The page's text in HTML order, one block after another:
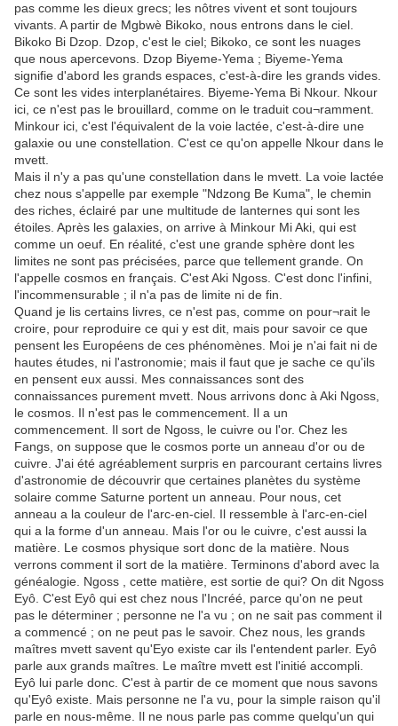
pas comme les dieux grecs; les nôtres vivent et sont toujours
vivants. A partir de Mgbwè Bikoko, nous entrons dans le ciel.
Bikoko Bi Dzop. Dzop, c'est le ciel; Bikoko, ce sont les nuages
que nous apercevons. Dzop Biyeme-Yema ; Biyeme-Yema
signifie d'abord les grands espaces, c'est-à-dire les grands vides.
Ce sont les vides interplanétaires. Biyeme-Yema Bi Nkour. Nkour
ici, ce n'est pas le brouillard, comme on le traduit cou¬ramment.
Minkour ici, c'est l'équivalent de la voie lactée, c'est-à-dire une
galaxie ou une constellation. C'est ce qu'on appelle Nkour dans le
mvett.
Mais il n'y a pas qu'une constellation dans le mvett. La voie lactée
chez nous s'appelle par exemple "Ndzong Be Kuma", le chemin
des riches, éclairé par une multitude de lanternes qui sont les
étoiles. Après les galaxies, on arrive à Minkour Mi Aki, qui est
comme un oeuf. En réalité, c'est une grande sphère dont les
limites ne sont pas précisées, parce que tellement grande. On
l'appelle cosmos en français. C'est Aki Ngoss. C'est donc l'infini,
l'incommensurable ; il n'a pas de limite ni de fin.
Quand je lis certains livres, ce n'est pas, comme on pour¬rait le
croire, pour reproduire ce qui y est dit, mais pour savoir ce que
pensent les Européens de ces phénomènes. Moi je n'ai fait ni de
hautes études, ni l'astronomie; mais il faut que je sache ce qu'ils
en pensent eux aussi. Mes connaissances sont des
connaissances purement mvett. Nous arrivons donc à Aki Ngoss,
le cosmos. Il n'est pas le commencement. Il a un
commencement. Il sort de Ngoss, le cuivre ou l'or. Chez les
Fangs, on suppose que le cosmos porte un anneau d'or ou de
cuivre. J'ai été agréablement surpris en parcourant certains livres
d'astronomie de découvrir que certaines planètes du système
solaire comme Saturne portent un anneau. Pour nous, cet
anneau a la couleur de l'arc-en-ciel. Il ressemble à l'arc-en-ciel
qui a la forme d'un anneau. Mais l'or ou le cuivre, c'est aussi la
matière. Le cosmos physique sort donc de la matière. Nous
verrons comment il sort de la matière. Terminons d'abord avec la
généalogie. Ngoss , cette matière, est sortie de qui? On dit Ngoss
Eyô. C'est Eyô qui est chez nous l'Incréé, parce qu'on ne peut
pas le déterminer ; personne ne l'a vu ; on ne sait pas comment il
a commencé ; on ne peut pas le savoir. Chez nous, les grands
maîtres mvett savent qu'Eyo existe car ils l'entendent parler. Eyô
parle aux grands maîtres. Le maître mvett est l'initié accompli.
Eyô lui parle donc. C'est à partir de ce moment que nous savons
qu'Eyô existe. Mais personne ne l'a vu, pour la simple raison qu'il
parle en nous-même. Il ne nous parle pas comme quelqu'un qui